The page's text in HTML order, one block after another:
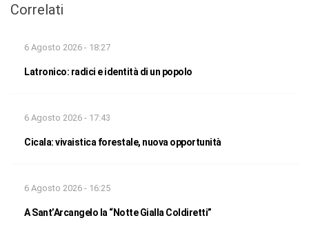
Correlati
6 Agosto 2026 - 18:27
Latronico: radici e identità di un popolo
6 Agosto 2026 - 17:43
Cicala: vivaistica forestale, nuova opportunità
6 Agosto 2026 - 16:25
A Sant’Arcangelo la “Notte Gialla Coldiretti”